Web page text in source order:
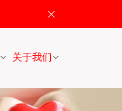
关于我们